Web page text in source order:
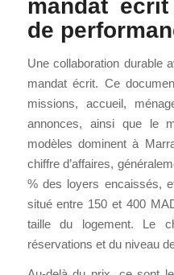
mandat
de
Une collaboration durable
mandat écrit. Ce
missions, accueil,
annonces, ainsi que le
modèles dominent à
chiffre d’affaires,
% des loyers encaissés,
situé entre 150 et 400
taille du logement. Le
réservations et du niveau